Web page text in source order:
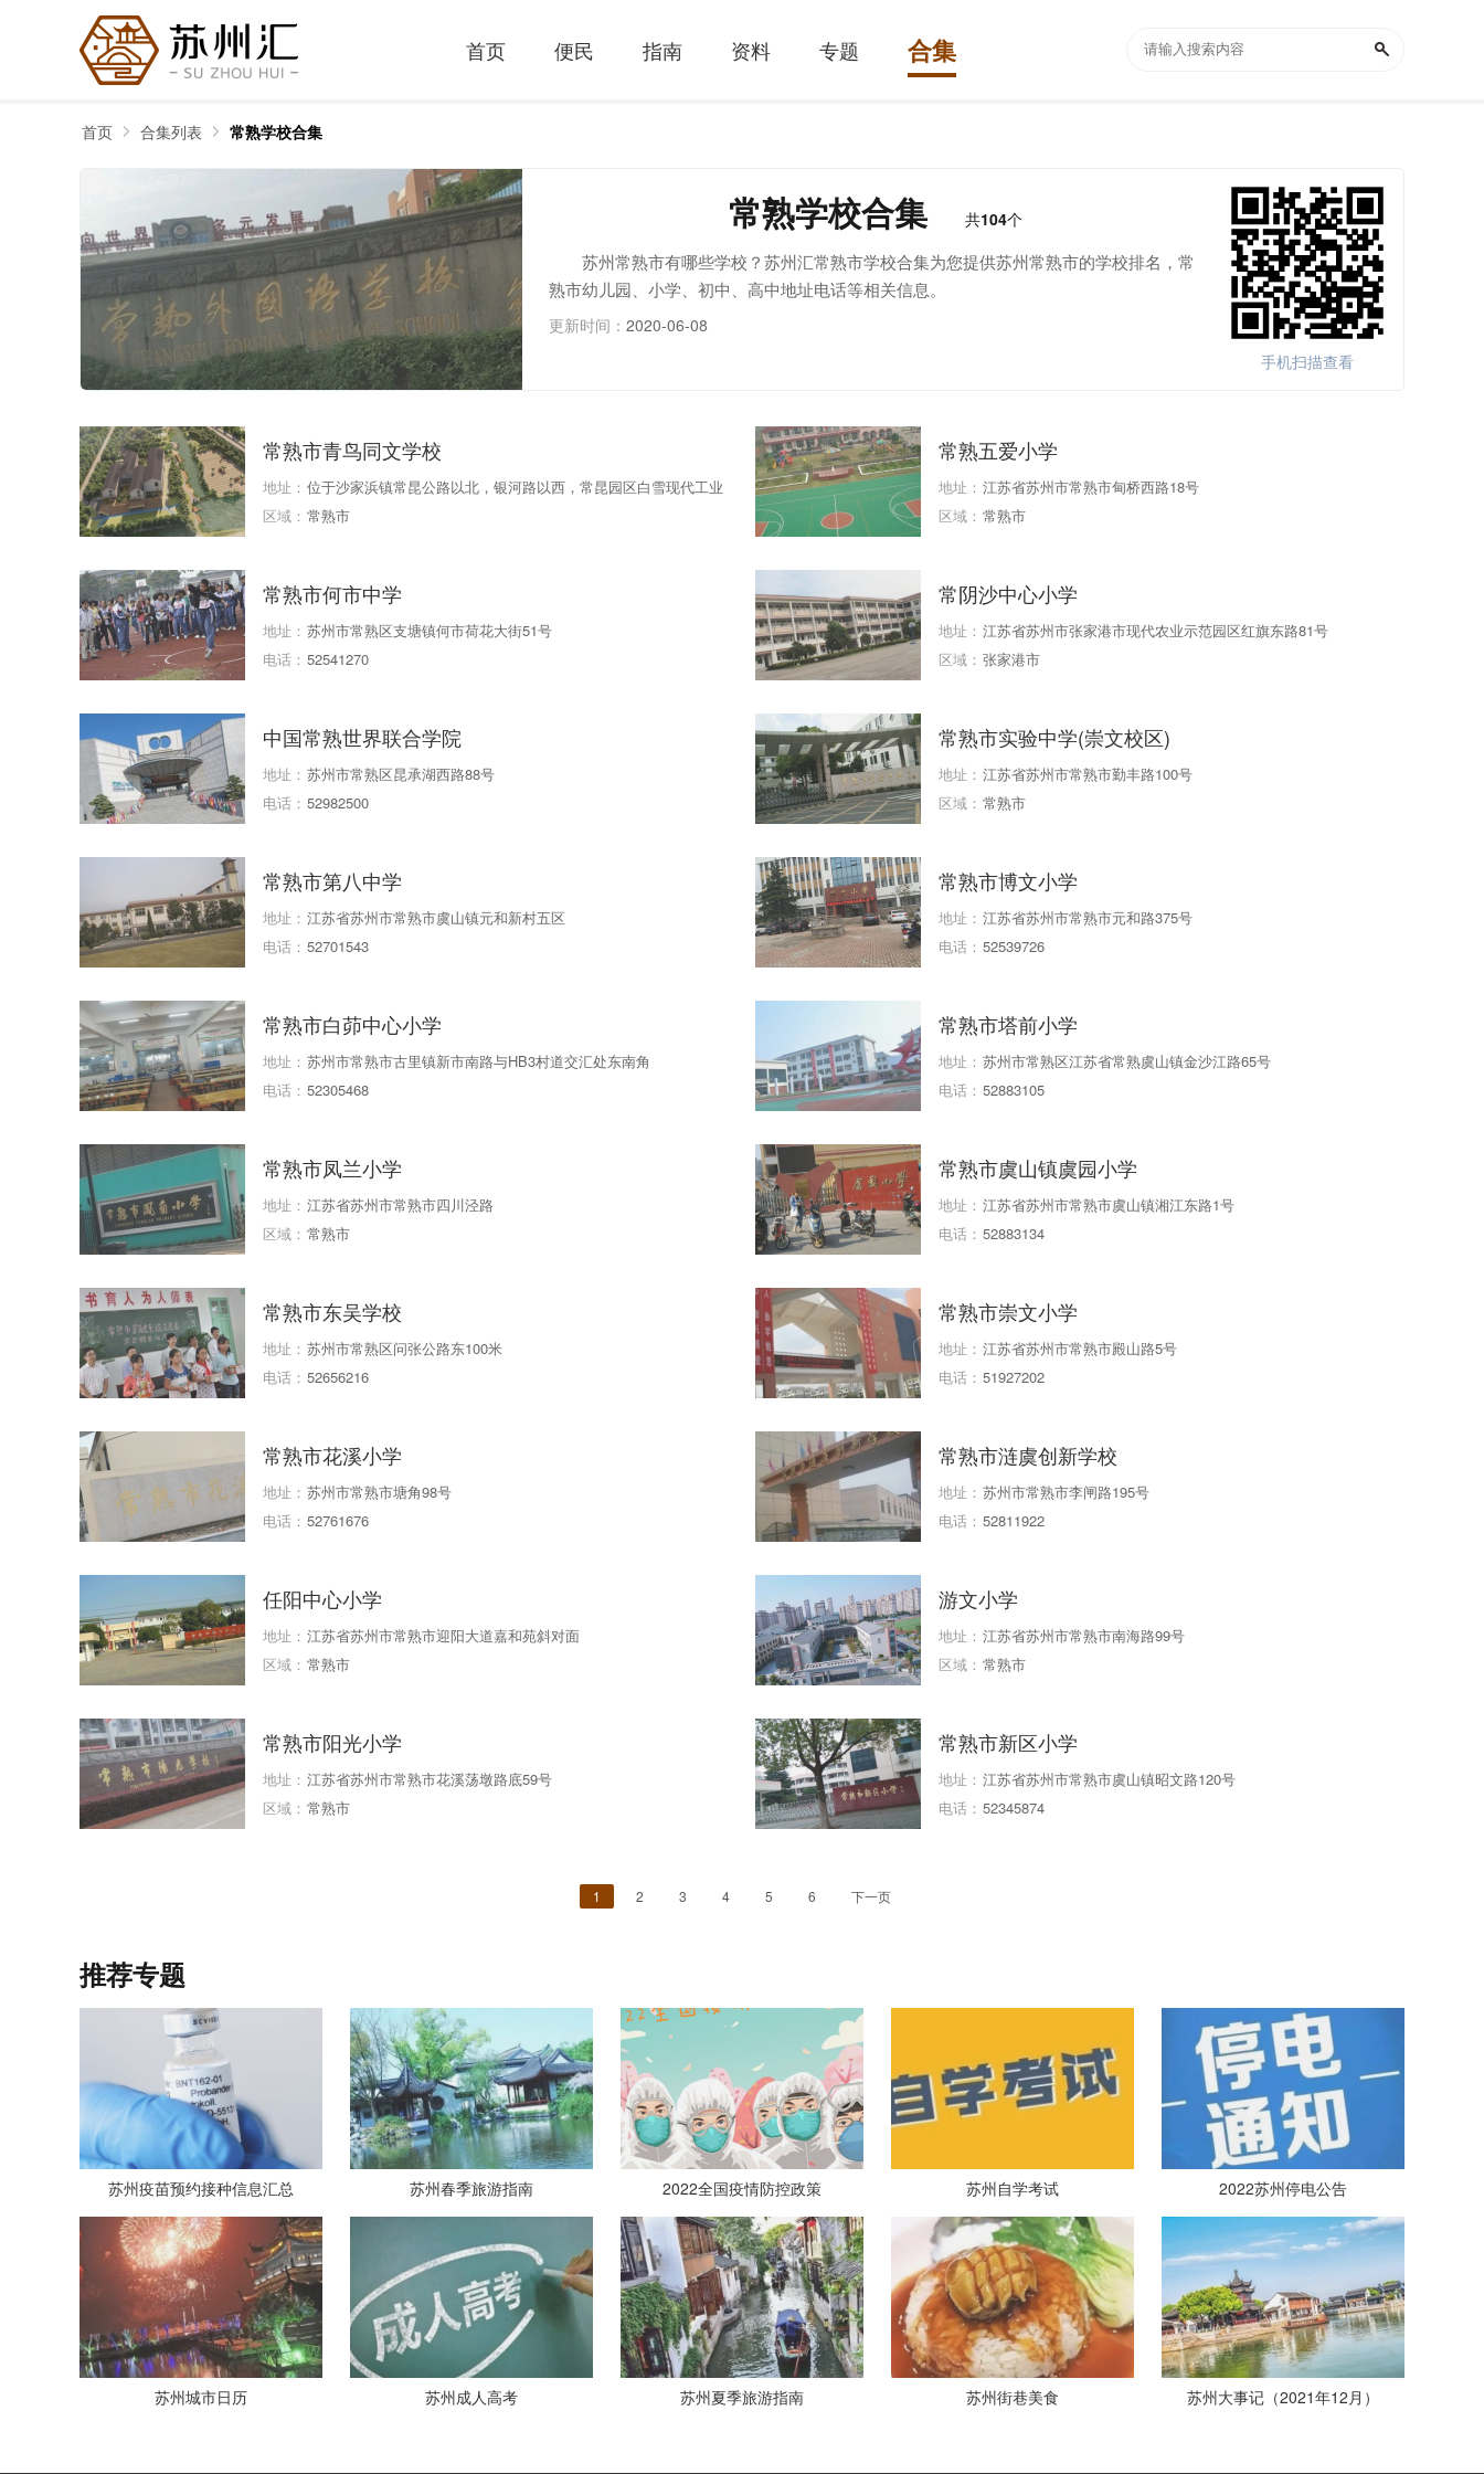
首页 便民 指南 资料 专题 合集
首页 合集列表 常熟学校合集
手机扫描查看
常熟学校合集 共104个
苏州常熟市有哪些学校？苏州汇常熟市学校合集为您提供苏州常熟市的学校排名，常
熟市幼儿园、小学、初中、高中地址电话等相关信息。
更新时间： 2020-06-08
常熟市青鸟同文学校
地址： 位于沙家浜镇常昆公路以北，银河路以西，常昆园区白雪现代工业
园对面
区域： 常熟市
常熟五爱小学
地址： 江苏省苏州市常熟市甸桥西路18号
区域： 常熟市
常熟市何市中学
地址： 苏州市常熟区支塘镇何市荷花大街51号
电话： 52541270
常阴沙中心小学
地址： 江苏省苏州市张家港市现代农业示范园区红旗东路81号
区域： 张家港市
中国常熟世界联合学院
地址： 苏州市常熟区昆承湖西路88号
电话： 52982500
常熟市实验中学(崇文校区)
地址： 江苏省苏州市常熟市勤丰路100号
区域： 常熟市
常熟市第八中学
地址： 江苏省苏州市常熟市虞山镇元和新村五区
电话： 52701543
常熟市博文小学
地址： 江苏省苏州市常熟市元和路375号
电话： 52539726
常熟市白茆中心小学
地址： 苏州市常熟市古里镇新市南路与HB3村道交汇处东南角
电话： 52305468
常熟市塔前小学
地址： 苏州市常熟区江苏省常熟虞山镇金沙江路65号
电话： 52883105
常熟市凤兰小学
地址： 江苏省苏州市常熟市四川泾路
区域： 常熟市
常熟市虞山镇虞园小学
地址： 江苏省苏州市常熟市虞山镇湘江东路1号
电话： 52883134
常熟市东吴学校
地址： 苏州市常熟区问张公路东100米
电话： 52656216
常熟市崇文小学
地址： 江苏省苏州市常熟市殿山路5号
电话： 51927202
常熟市花溪小学
地址： 苏州市常熟市塘角98号
电话： 52761676
常熟市涟虞创新学校
地址： 苏州市常熟市李闸路195号
电话： 52811922
任阳中心小学
地址： 江苏省苏州市常熟市迎阳大道嘉和苑斜对面
区域： 常熟市
游文小学
地址： 江苏省苏州市常熟市南海路99号
区域： 常熟市
常熟市阳光小学
地址： 江苏省苏州市常熟市花溪荡墩路底59号
区域： 常熟市
常熟市新区小学
地址： 江苏省苏州市常熟市虞山镇昭文路120号
电话： 52345874
1 2 3 4 5 6 下一页
推荐专题
苏州疫苗预约接种信息汇总 苏州春季旅游指南 2022全国疫情防控政策 苏州自学考试 2022苏州停电公告
苏州城市日历 苏州成人高考 苏州夏季旅游指南 苏州街巷美食 苏州大事记（2021年12月）